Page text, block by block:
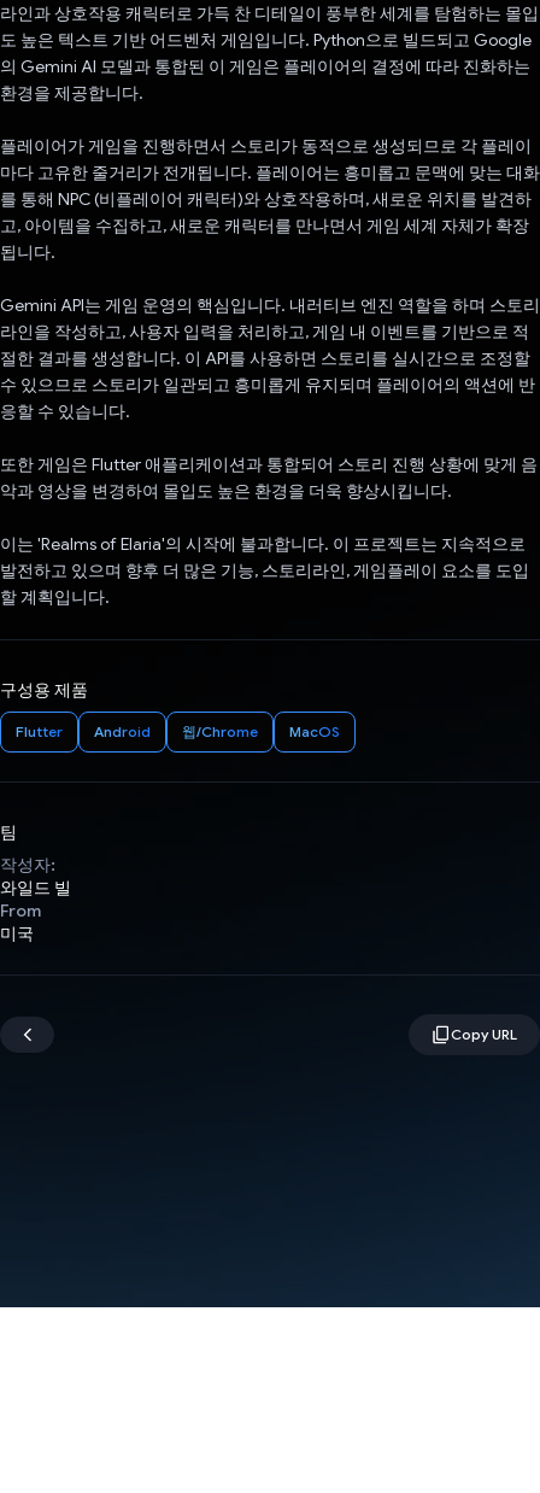
라인과 상호작용 캐릭터로 가득 찬 디테일이 풍부한 세계를 탐험하는 몰입
도 높은 텍스트 기반 어드벤처 게임입니다. Python으로 빌드되고 Google
의 Gemini AI 모델과 통합된 이 게임은 플레이어의 결정에 따라 진화하는
환경을 제공합니다.
플레이어가 게임을 진행하면서 스토리가 동적으로 생성되므로 각 플레이
마다 고유한 줄거리가 전개됩니다. 플레이어는 흥미롭고 문맥에 맞는 대화
를 통해 NPC (비플레이어 캐릭터)와 상호작용하며, 새로운 위치를 발견하
고, 아이템을 수집하고, 새로운 캐릭터를 만나면서 게임 세계 자체가 확장
됩니다.
Gemini API는 게임 운영의 핵심입니다. 내러티브 엔진 역할을 하며 스토리
라인을 작성하고, 사용자 입력을 처리하고, 게임 내 이벤트를 기반으로 적
절한 결과를 생성합니다. 이 API를 사용하면 스토리를 실시간으로 조정할
수 있으므로 스토리가 일관되고 흥미롭게 유지되며 플레이어의 액션에 반
응할 수 있습니다.
또한 게임은 Flutter 애플리케이션과 통합되어 스토리 진행 상황에 맞게 음
악과 영상을 변경하여 몰입도 높은 환경을 더욱 향상시킵니다.
이는 'Realms of Elaria'의 시작에 불과합니다. 이 프로젝트는 지속적으로
발전하고 있으며 향후 더 많은 기능, 스토리라인, 게임플레이 요소를 도입
할 계획입니다.
구성용 제품
Flutter Android 웹/Chrome MacOS
팀
작성자:
와일드 빌
From
미국